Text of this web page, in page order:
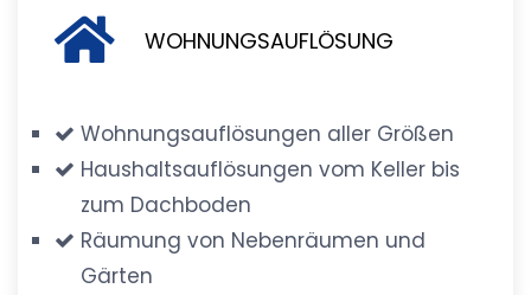
WOHNUNGSAUFLÖSUNG
Wohnungsauflösungen aller Größen
Haushaltsauflösungen vom Keller bis
zum Dachboden
Räumung von Nebenräumen und
Gärten